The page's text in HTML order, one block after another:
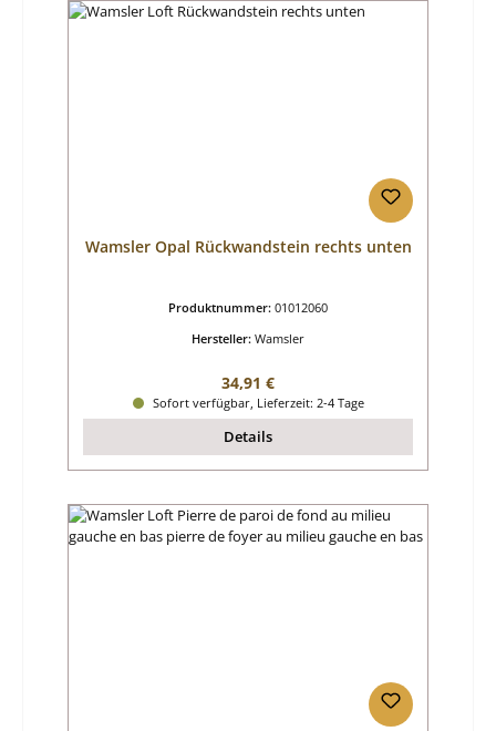
Wamsler Opal Rückwandstein rechts unten
Produktnummer: 01012060
Hersteller: Wamsler
Regulärer Preis:
34,91 €
Sofort verfügbar, Lieferzeit: 2-4 Tage
Details